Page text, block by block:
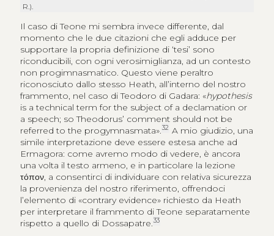
R.).
Il caso di Teone mi sembra invece differente, dal
momento che le due citazioni che egli adduce per
supportare la propria definizione di ‘tesi’ sono
riconducibili, con ogni verosimiglianza, ad un contesto
non progimnasmatico. Questo viene peraltro
riconosciuto dallo stesso Heath, all’interno del nostro
frammento, nel caso di Teodoro di Gadara: «hypothesis
is a technical term for the subject of a declamation or
a speech; so Theodorus’ comment should not be
referred to the progymnasmata».32 A mio giudizio, una
simile interpretazione deve essere estesa anche ad
Ermagora: come avremo modo di vedere, è ancora
una volta il testo armeno, e in particolare la lezione
τόπον, a consentirci di individuare con relativa sicurezza
la provenienza del nostro riferimento, offrendoci
l’elemento di «contrary evidence» richiesto da Heath
per interpretare il frammento di Teone separatamente
rispetto a quello di Dossapatre.33